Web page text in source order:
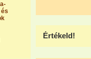
Értékeld!